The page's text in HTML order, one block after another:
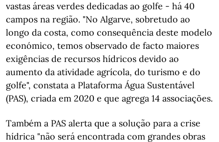
vastas áreas verdes dedicadas ao golfe - há 40
campos na região. "No Algarve, sobretudo ao
longo da costa, como consequência deste modelo
económico, temos observado de facto maiores
exigências de recursos hídricos devido ao
aumento da atividade agrícola, do turismo e do
golfe", constata a Plataforma Água Sustentável
(PAS), criada em 2020 e que agrega 14 associações.
Também a PAS alerta que a solução para a crise
hídrica "não será encontrada com grandes obras